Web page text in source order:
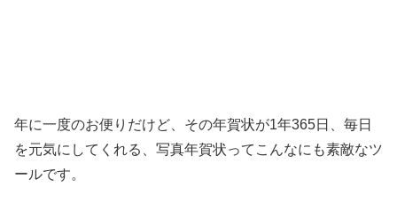
年に一度のお便りだけど、その年賀状が1年365日、毎日
を元気にしてくれる、写真年賀状ってこんなにも素敵なツ
ールです。